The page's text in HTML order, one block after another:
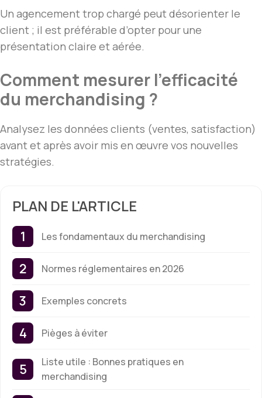
Un agencement trop chargé peut désorienter le
client ; il est préférable d’opter pour une
présentation claire et aérée.
Comment mesurer l’efficacité
du merchandising ?
Analysez les données clients (ventes, satisfaction)
avant et après avoir mis en œuvre vos nouvelles
stratégies.
PLAN DE L'ARTICLE
Les fondamentaux du merchandising
Normes réglementaires en 2026
Exemples concrets
Pièges à éviter
Liste utile : Bonnes pratiques en
merchandising